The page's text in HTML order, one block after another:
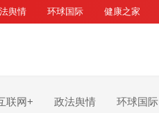
舆情 环球国际 健康之家
联网+ 政法舆情 环球国际